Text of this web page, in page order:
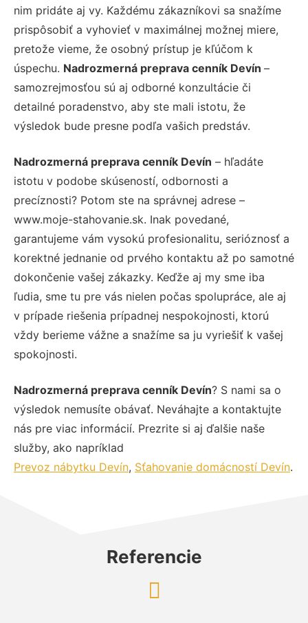
nim pridáte aj vy. Každému zákazníkovi sa snažíme
prispôsobiť a vyhovieť v maximálnej možnej miere,
pretože vieme, že osobný prístup je kľúčom k
úspechu. Nadrozmerná preprava cenník Devín –
samozrejmosťou sú aj odborné konzultácie či
detailné poradenstvo, aby ste mali istotu, že
výsledok bude presne podľa vašich predstáv.
Nadrozmerná preprava cenník Devín – hľadáte
istotu v podobe skúseností, odbornosti a
precíznosti? Potom ste na správnej adrese –
www.moje-stahovanie.sk. Inak povedané,
garantujeme vám vysokú profesionalitu, serióznosť a
korektné jednanie od prvého kontaktu až po samotné
dokončenie vašej zákazky. Keďže aj my sme iba
ľudia, sme tu pre vás nielen počas spolupráce, ale aj
v prípade riešenia prípadnej nespokojnosti, ktorú
vždy berieme vážne a snažíme sa ju vyriešiť k vašej
spokojnosti.
Nadrozmerná preprava cenník Devín? S nami sa o
výsledok nemusíte obávať. Neváhajte a kontaktujte
nás pre viac informácií. Prezrite si aj ďalšie naše
služby, ako napríklad
Prevoz nábytku Devín, Sťahovanie domácností Devín.
Referencie